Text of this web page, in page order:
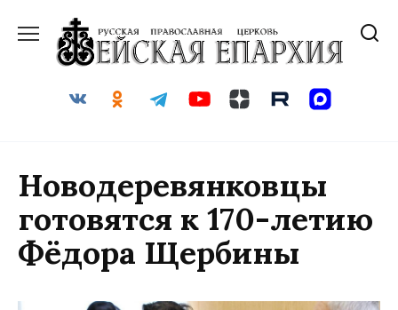
содержанию
Новодеревянковцы
готовятся к 170-летию
Фёдора Щербины